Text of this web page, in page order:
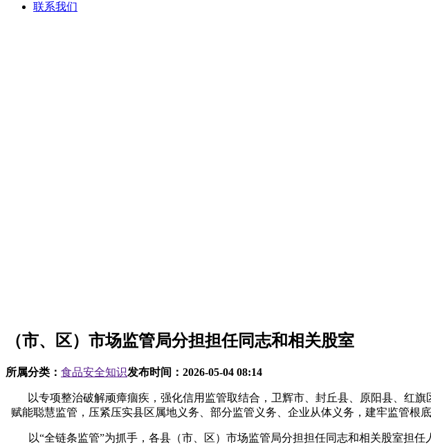
联系我们
（市、区）市场监管局分担担任同志和相关股室
所属分类： 食品安全知识发布时间： 2026-05-04 08:14
以专项整治破解顽瘴痼疾，强化信用监管取结合，卫辉市、封丘县、原阳县、红旗
赋能聪慧监管，压紧压实县区属地义务、部分监管义务、企业从体义务，建牢监管根
以“全链条监管”为抓手，各县（市、区）市场监管局分担担任同志和相关股室担任